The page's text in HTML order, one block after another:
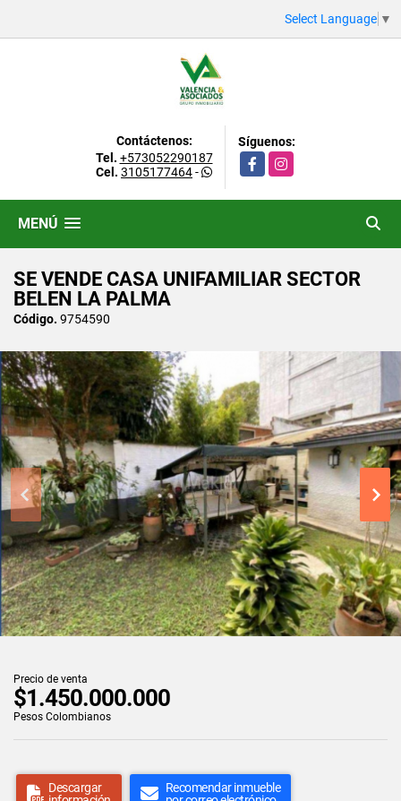
Select Language ▼
Contáctenos:
Tel. +573052290187
Cel. 3105177464-
Síguenos:
FacebookInstagram
MENÚ
SE VENDE CASA UNIFAMILIAR SECTOR
BELEN LA PALMA
Código. 9754590
Precio de venta
$1.450.000.000
Pesos Colombianos
Descargar
Recomendar inmueble